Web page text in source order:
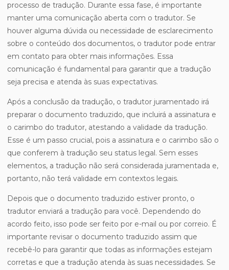
processo de tradução. Durante essa fase, é importante
manter uma comunicação aberta com o tradutor. Se
houver alguma dúvida ou necessidade de esclarecimento
sobre o conteúdo dos documentos, o tradutor pode entrar
em contato para obter mais informações. Essa
comunicação é fundamental para garantir que a tradução
seja precisa e atenda às suas expectativas.
Após a conclusão da tradução, o tradutor juramentado irá
preparar o documento traduzido, que incluirá a assinatura e
o carimbo do tradutor, atestando a validade da tradução.
Esse é um passo crucial, pois a assinatura e o carimbo são o
que conferem à tradução seu status legal. Sem esses
elementos, a tradução não será considerada juramentada e,
portanto, não terá validade em contextos legais.
Depois que o documento traduzido estiver pronto, o
tradutor enviará a tradução para você. Dependendo do
acordo feito, isso pode ser feito por e-mail ou por correio. É
importante revisar o documento traduzido assim que
recebê-lo para garantir que todas as informações estejam
corretas e que a tradução atenda às suas necessidades. Se